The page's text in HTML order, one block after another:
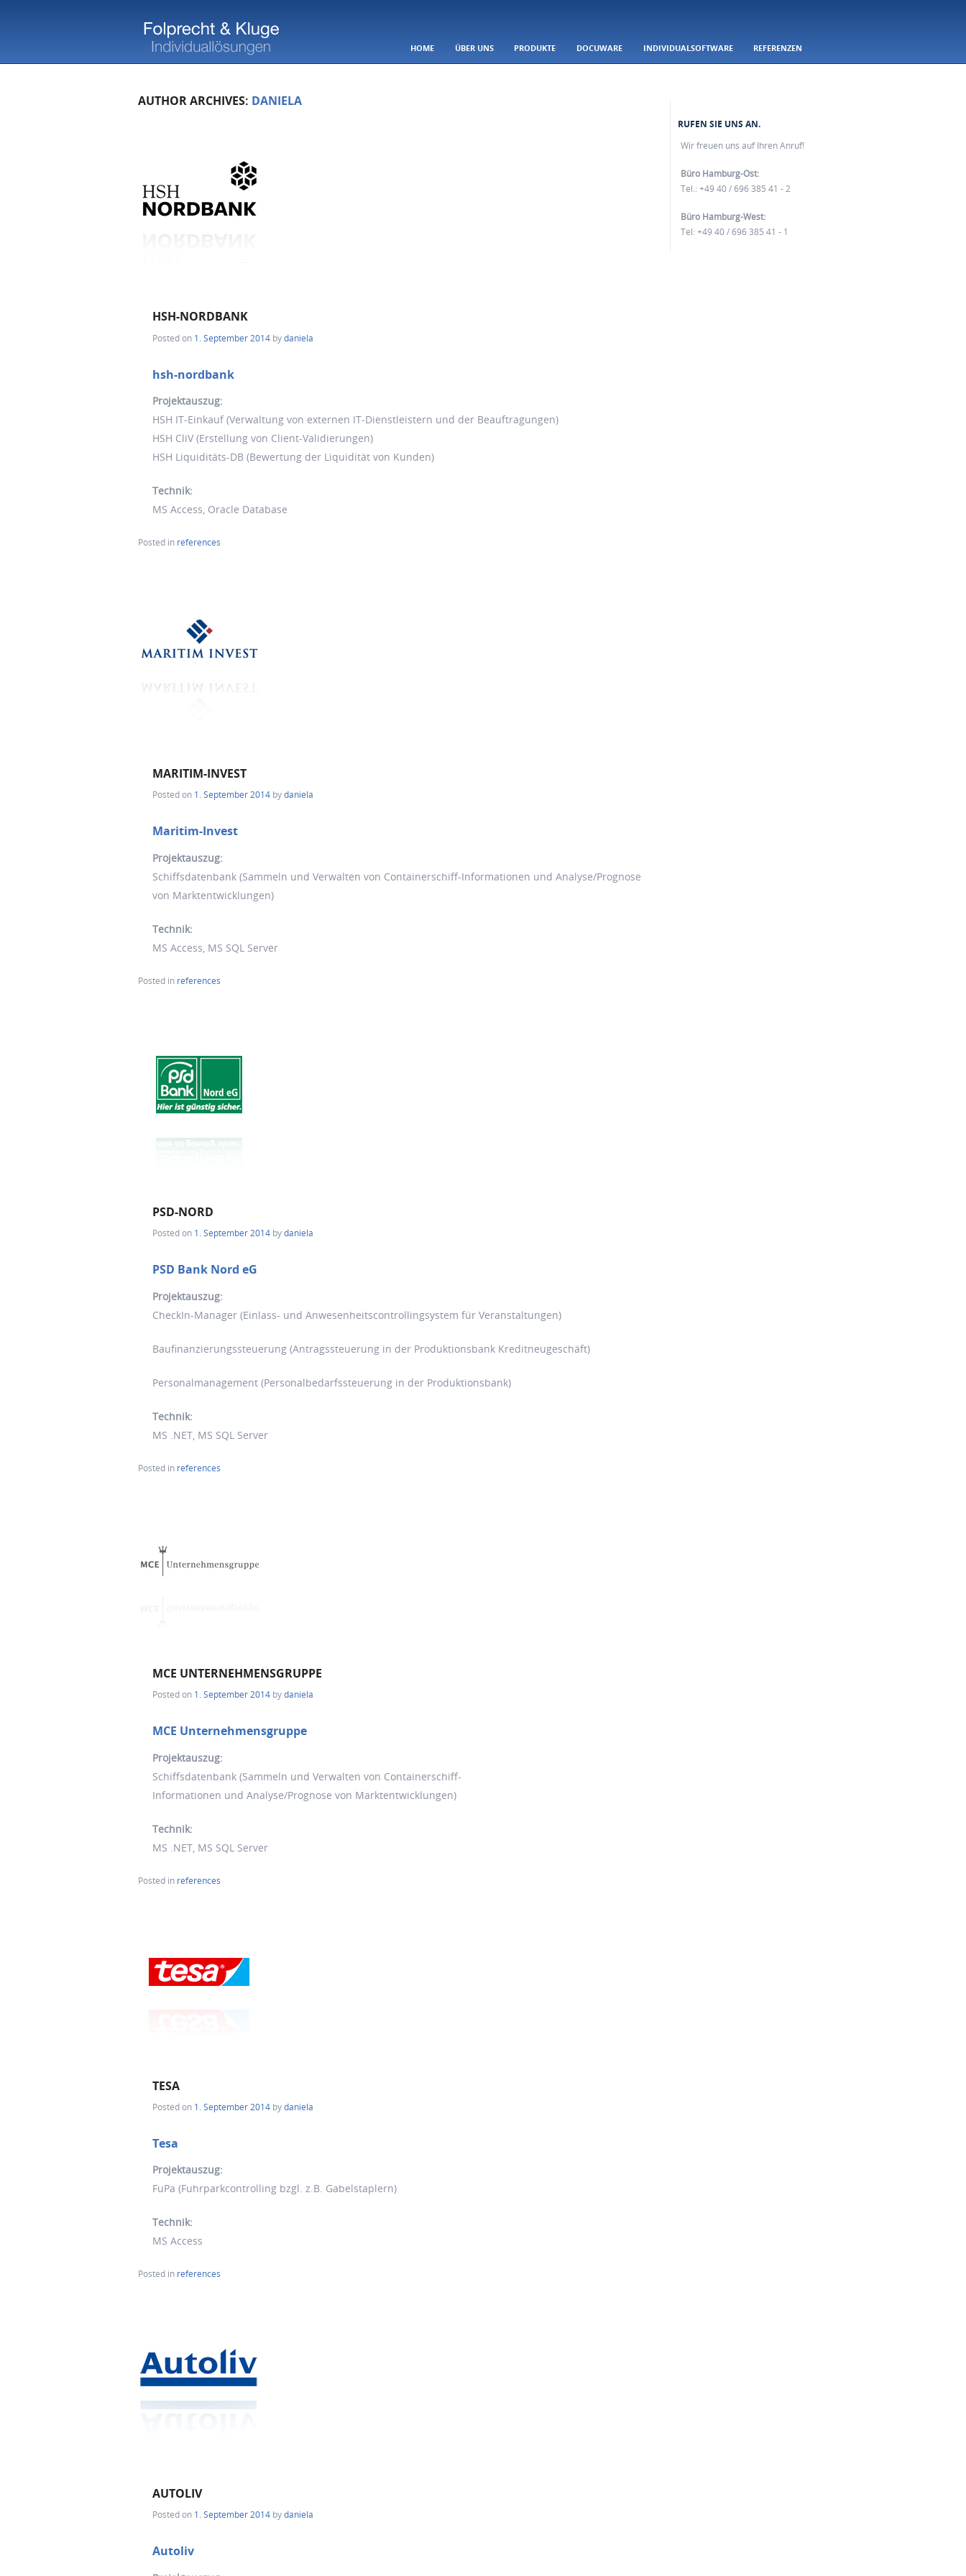
Menu
SKIP TO CONTENTHOME ÜBER UNS PRODUKTE DOCUWARE INDIVIDUALSOFTWARE REFERENZEN
AUTHOR ARCHIVES: DANIELA
HSH-NORDBANK
Posted on 1. September 2014 bydaniela
hsh-nordbank
Projektauszug:
HSH IT-Einkauf (Verwaltung von externen IT-Dienstleistern und der Beauftragungen)
HSH CliV (Erstellung von Client-Validierungen)
HSH Liquiditäts-DB (Bewertung der Liquidität von Kunden)
Technik:
MS Access, Oracle Database
Posted in references
MARITIM-INVEST
Posted on 1. September 2014 bydaniela
Maritim-Invest
Projektauszug:
Schiffsdatenbank (Sammeln und Verwalten von Containerschiff-Informationen und Analyse/Prognose
von Marktentwicklungen)
Technik:
MS Access, MS SQL Server
Posted in references
PSD-NORD
Posted on 1. September 2014 bydaniela
PSD Bank Nord eG
Projektauszug:
CheckIn-Manager (Einlass- und Anwesenheitscontrollingsystem für Veranstaltungen)
Baufinanzierungssteuerung (Antragssteuerung in der Produktionsbank Kreditneugeschäft)
Personalmanagement (Personalbedarfssteuerung in der Produktionsbank)
Technik:
MS .NET, MS SQL Server
Posted in references
MCE UNTERNEHMENSGRUPPE
Posted on 1. September 2014 bydaniela
MCE Unternehmensgruppe
Projektauszug:
Schiffsdatenbank (Sammeln und Verwalten von Containerschiff-
Informationen und Analyse/Prognose von Marktentwicklungen)
Technik:
MS .NET, MS SQL Server
Posted in references
TESA
Posted on 1. September 2014 bydaniela
Tesa
Projektauszug:
FuPa (Fuhrparkcontrolling bzgl. z.B. Gabelstaplern)
Technik:
MS Access
Posted in references
AUTOLIV
Posted on 1. September 2014 bydaniela
Autoliv
RUFEN SIE UNS AN.
Wir freuen uns auf Ihren Anruf!
Büro Hamburg-Ost:
Tel.: +49 40 / 696 385 41 - 2
Büro Hamburg-West:
Tel: +49 40 / 696 385 41 - 1